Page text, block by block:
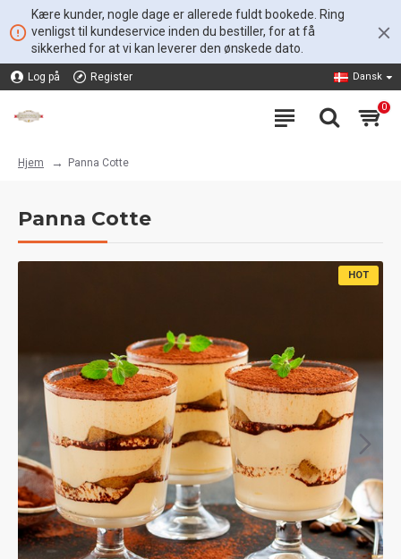
Kære kunder, nogle dage er allerede fuldt bookede. Ring
venligst til kundeservice inden du bestiller, for at få
sikkerhed for at vi kan leverer den ønskede dato.
Log på Register Dansk
0
Hjem Panna Cotte
Panna Cotte
HOT